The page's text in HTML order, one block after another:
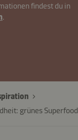
findest du in
.
grünes Superfood